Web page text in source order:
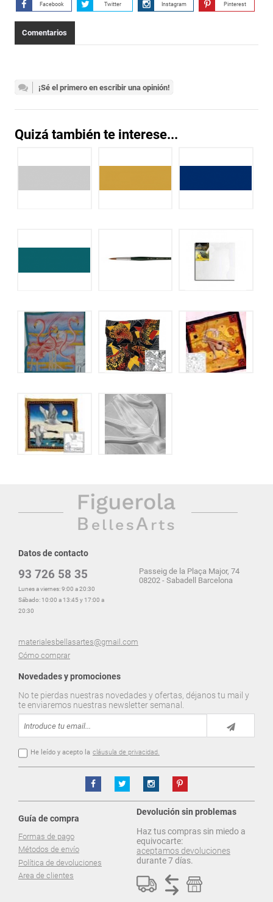
Facebook Twitter Instagram Pinterest
Comentarios
¡Sé el primero en escribir una opinión!
Quizá también te interese...
Datos de contacto
93 726 58 35
Lunes a viernes: 9:00 a 20:30
Sábado: 10:00 a 13:45 y 17:00 a
20:30
materialesbellasartes@gmail.com
Cómo comprar
Passeig de la Plaça Major, 74
08202 - Sabadell Barcelona
Novedades y promociones
No te pierdas nuestras novedades y ofertas, déjanos tu mail y
te enviaremos nuestras newsletter semanal.
He leído y acepto la cláusula de privacidad.
Guía de compra
Formas de pago
Métodos de envío
Política de devoluciones
Area de clientes
Devolución sin problemas
Haz tus compras sin miedo a
equivocarte:
aceptamos devoluciones
durante 7 días.